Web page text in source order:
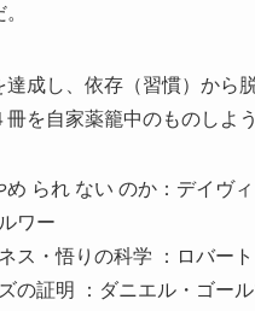
成し、依存（習慣）から
を自家薬籠中のものしよう
れ ない のか：デイヴィ
ルワー
ス・悟りの科学 ：ロバー
の証明 ：ダニエル・ゴー